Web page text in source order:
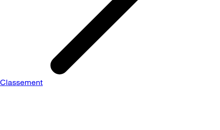
Classement